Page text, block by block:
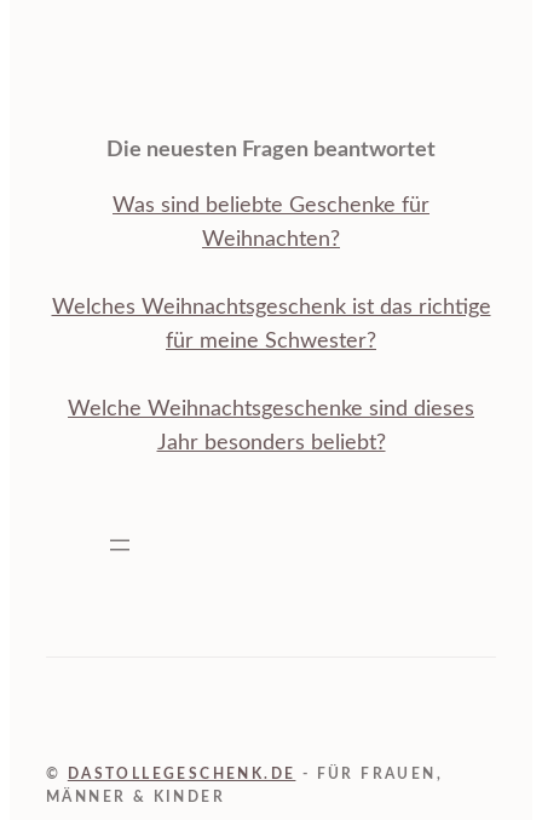
Die neuesten Fragen beantwortet
Was sind beliebte Geschenke für
Weihnachten?
Welches Weihnachtsgeschenk ist das richtige
für meine Schwester?
Welche Weihnachtsgeschenke sind dieses
Jahr besonders beliebt?
© DASTOLLEGESCHENK.DE
- FÜR FRAUEN,
MÄNNER & KINDER